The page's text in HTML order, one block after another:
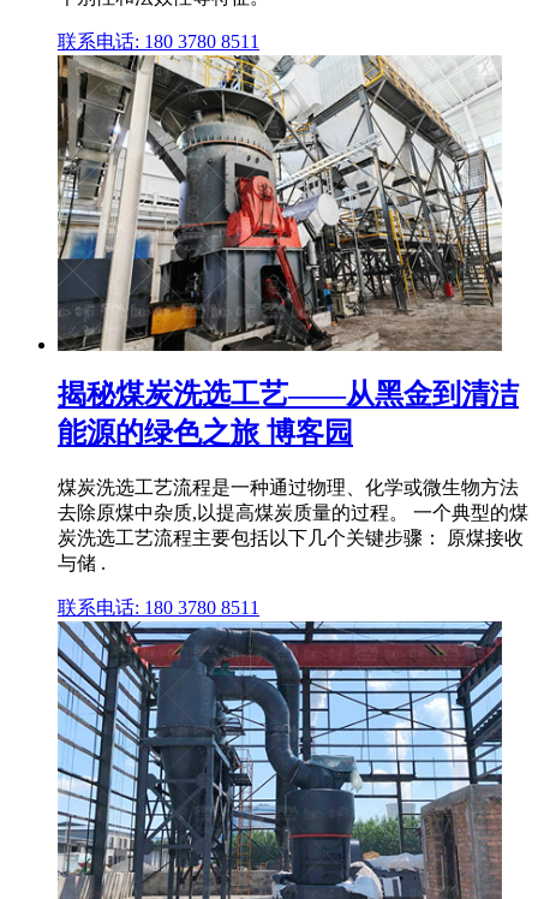
联系电话: 180 3780 8511
揭秘煤炭洗选工艺——从黑金到清洁
能源的绿色之旅 博客园
煤炭洗选工艺流程是一种通过物理、化学或微生物方法
去除原煤中杂质,以提高煤炭质量的过程。 一个典型的煤
炭洗选工艺流程主要包括以下几个关键步骤： 原煤接收
与储 .
联系电话: 180 3780 8511